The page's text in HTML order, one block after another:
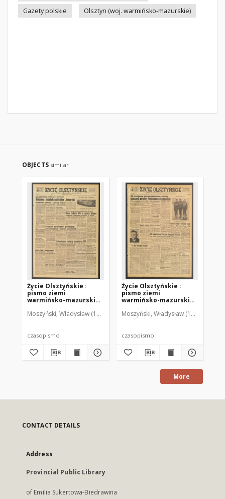
Gazety polskie
Olsztyn (woj. warmińsko-mazurskie)
OBJECTS similar
Życie Olsztyńskie :
pismo ziemi
warmińsko-mazurskiej,
Moszyński, Władysław (1922-2001). Red. Mroczkowski, Włodzimierz
czasopismo
Życie Olsztyńskie :
pismo ziemi
warmińsko-mazurskiej,
Moszyński, Władysław (1922-2001).
czasopismo
More
CONTACT DETAILS
Address
Provincial Public Library
of Emilia Sukertowa-Biedrawina